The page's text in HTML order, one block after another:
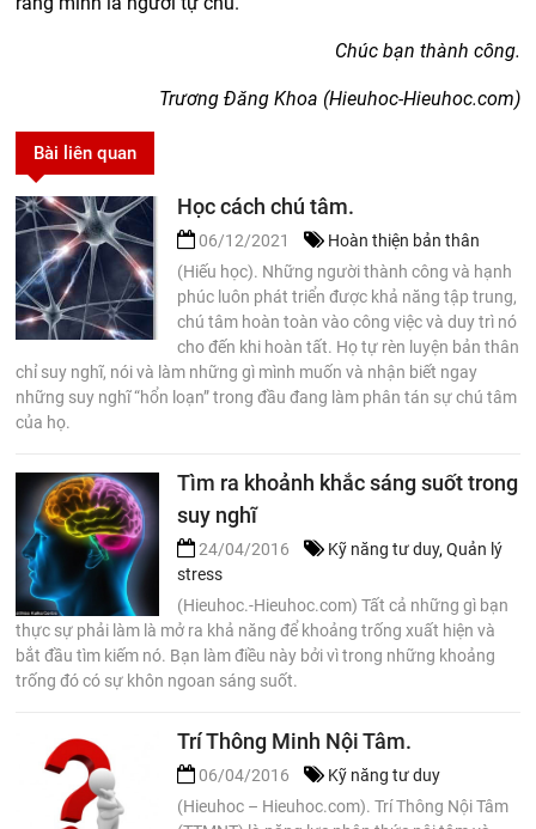
Chúc bạn thành công.
Trương Đăng Khoa (Hieuhoc-Hieuhoc.com)
Bài liên quan
Học cách chú tâm.
06/12/2021
Hoàn thiện bản thân
(Hiếu học). Những người thành công và hạnh
phúc luôn phát triển được khả năng tập trung,
chú tâm hoàn toàn vào công việc và duy trì nó
cho đến khi hoàn tất. Họ tự rèn luyện bản thân
chỉ suy nghĩ, nói và làm những gì mình muốn và nhận biết ngay
những suy nghĩ “hổn loạn” trong đầu đang làm phân tán sự chú tâm
của họ.
Tìm ra khoảnh khắc sáng suốt trong
suy nghĩ
24/04/2016 Kỹ năng tư duy,Quản lý
stress
(Hieuhoc.-Hieuhoc.com) Tất cả những gì bạn
thực sự phải làm là mở ra khả năng để khoảng trống xuất hiện và
bắt đầu tìm kiếm nó. Bạn làm điều này bởi vì trong những khoảng
trống đó có sự khôn ngoan sáng suốt.
Trí Thông Minh Nội Tâm.
06/04/2016
Kỹ năng tư duy
(Hieuhoc – Hieuhoc.com). Trí Thông Nội Tâm